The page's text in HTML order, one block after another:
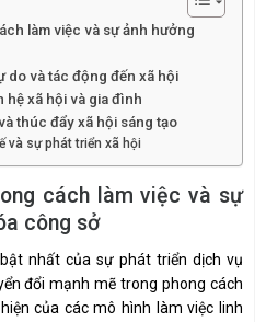
làm việc và sự ảnh hưởng
do và tác động đến xã hội
hệ xã hội và gia đình
thúc đẩy xã hội sáng tạo
và sự phát triển xã hội
cách làm việc và sự
công sở
nhất của sự phát triển dịch vụ
đổi mạnh mẽ trong phong cách
của các mô hình làm việc linh